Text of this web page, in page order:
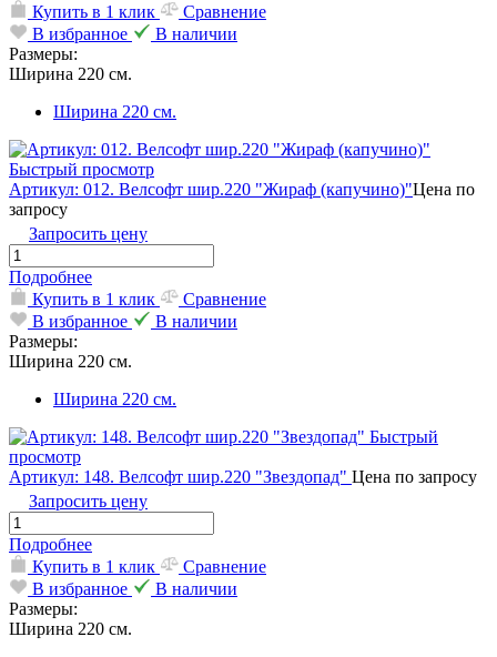
Купить в 1 клик
Сравнение
В избранное
В наличии
Размеры:
Ширина 220 см.
Ширина 220 см.
Быстрый просмотр
Артикул: 012. Велсофт шир.220 "Жираф (капучино)"Цена по
запросу
Запросить цену
Подробнее
Купить в 1 клик
Сравнение
В избранное
В наличии
Размеры:
Ширина 220 см.
Ширина 220 см.
Быстрый
просмотр
Артикул: 148. Велсофт шир.220 "Звездопад" Цена по запросу
Запросить цену
Подробнее
Купить в 1 клик
Сравнение
В избранное
В наличии
Размеры:
Ширина 220 см.